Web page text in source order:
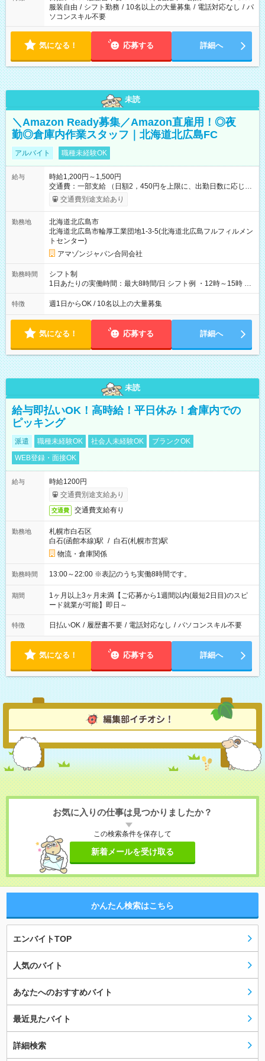
服装自由 / シフト勤務 / 10名以上の大量募集 / 電話対応なし / パ
ソコンスキル不要
気になる！ 応募する 詳細へ
未読
＼Amazon Ready募集／Amazon直雇用！◎夜
勤◎倉庫内作業スタッフ｜北海道北広島FC
アルバイト 職種未経験OK
給与
時給1,200円～1,500円
交通費：一部支給 （日額2，450円を上限に、出勤日数に応じて
実費支給） ※22:00～翌5:00までは時給25%UP！ ■給与前払い
制度あり ※前払い額の上限あり、手数料無料（Amazon負担）
交通費別途支給あり
勤務地
北海道北広島市
北海道北広島市輪厚工業団地1-3-5(北海道北広島フルフィルメン
トセンター)
アマゾンジャパン合同会社
勤務時間
シフト制
1日あたりの実働時間：最大8時間/日 シフト例 ・12時～15時 入
社後、就業可能シフトをご確認の上、申請してください。
特徴 週1日からOK / 10名以上の大量募集
気になる！ 応募する 詳細へ
未読
給与即払いOK！高時給！平日休み！倉庫内での
ピッキング
派遣 職種未経験OK 社会人未経験OK
ブランクOK
WEB登録・面接OK
給与
時給1200円
交通費別途支給あり
交通費 交通費支給有り
勤務地
札幌市白石区
白石(函館本線)駅 / 白石(札幌市営)駅
物流・倉庫関係
勤務時間 13:00～22:00 ※表記のうち実働8時間です。
期間
1ヶ月以上3ヶ月未満【ご応募から1週間以内(最短2日目)のスピ
ード就業が可能】即日～
特徴 日払いOK / 履歴書不要 / 電話対応なし / パソコンスキル不要
気になる！ 応募する 詳細へ
お気に入りの仕事は見つかりましたか？
この検索条件を保存して
新着メールを受け取る
かんたん検索はこちら
エンバイトTOP
人気のバイト
あなたへのおすすめバイト
最近見たバイト
詳細検索